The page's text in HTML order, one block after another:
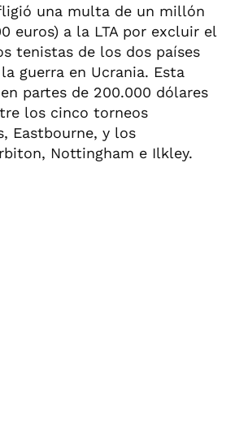
una multa de un millón
euros) a la LTA por excluir el
tenistas de los dos países
guerra en Ucrania. Esta
partes de 200.000 dólares
los cinco torneos
Eastbourne, y los
Nottingham e Ilkley.